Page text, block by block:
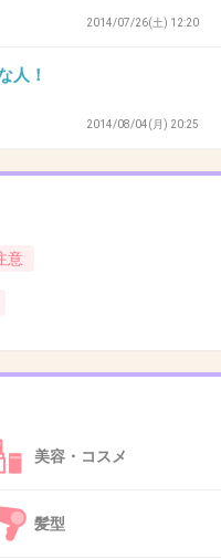
-0
ン〜♩って、ベル
2014/07/26(土) 12:20
人！
2014/08/04(月) 20:25
意
美容・コスメ
髪型